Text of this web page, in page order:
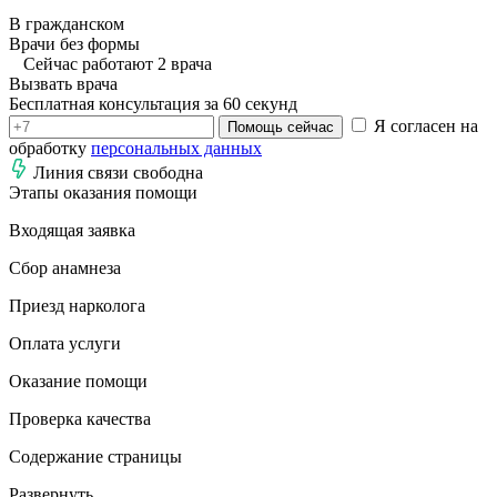
В гражданском
Врачи без формы
Сейчас работают 2 врача
Вызвать врача
Бесплатная консультация за 60 секунд
Помощь сейчас
Я согласен на
обработку персональных данных
Линия связи свободна
Этапы оказания помощи
Входящая заявка
Сбор анамнеза
Приезд нарколога
Оплата услуги
Оказание помощи
Проверка качества
Содержание страницы